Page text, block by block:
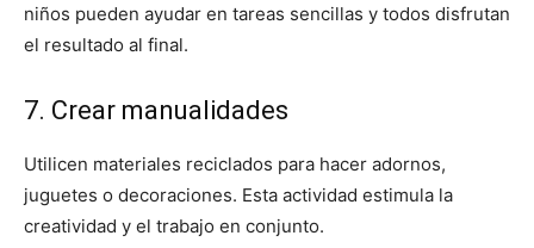
niños pueden ayudar en tareas sencillas y todos disfrutan
el resultado al final.
7. Crear manualidades
Utilicen materiales reciclados para hacer adornos,
juguetes o decoraciones. Esta actividad estimula la
creatividad y el trabajo en conjunto.